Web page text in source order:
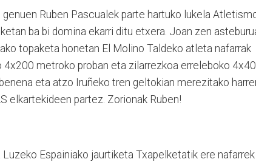
Ruben Pascualek parte hartuko lukela
ba bi domina ekarri ditu etxera. Joan zen
topaketa honetan El Molino Taldeko atleta nafarrak
4x200 metroko proban eta zilarrezkoa erreleboko
eta atzo Iruñeko tren geltokian merezitako
elkartekideen partez. Zorionak Ruben!
Espainiako jaurtiketa Txapelketatik ere nafarrek